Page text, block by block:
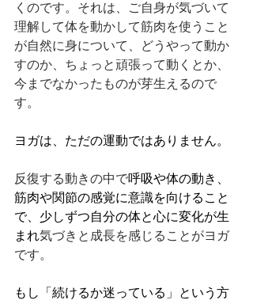
くのです。それは、ご自身が気づいて
理解して体を動かして筋肉を使うこと
が自然に身について、どうやって動か
すのか、ちょっと頑張って動くとか、
今までなかったものが芽生えるので
す。
ヨガは、ただの運動ではありません。
反復する動きの中で呼吸や体の動き、
筋肉や関節の感覚に意識を向けること
で、少しずつ自分の体と心に変化が生
まれ気づきと成長を感じることがヨガ
です。
もし「続けるか迷っている」という方